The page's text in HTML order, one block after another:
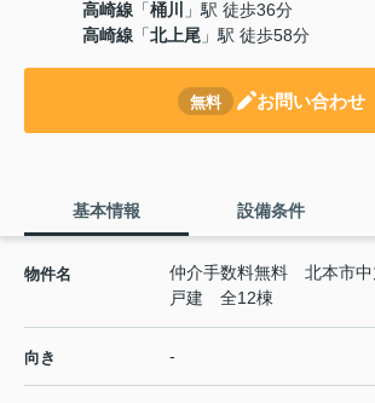
高崎線 「桶川
」駅 徒歩36分
高崎線 「北上尾 」駅 徒歩58分
無料 お問い合わせ
基本情報 設備条件
物件名
仲介手数料無料 北本市
戸建 全12棟
向き -